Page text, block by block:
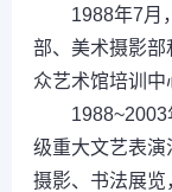
1988年7月，
部、美术摄影
众艺术馆培训中
1988~2003年
级重大文艺表演
摄影、书法展览